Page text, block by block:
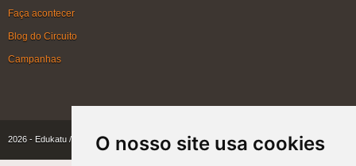
O nosso site usa cookies
Faça acontecer
Blog do Circuito
Campanhas
2026 - Edukatu / Instituto Akatu |Alguns direitos reservados